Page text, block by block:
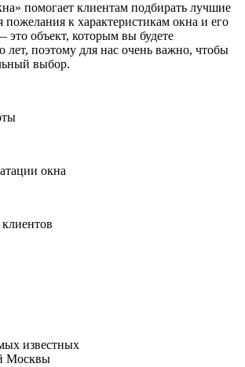
помогает клиентам подбирать лучшие
к характеристикам окна и его
объект, которым вы будете
лет, поэтому для нас очень важно, чтобы
выбор.
окна
известных
Москвы